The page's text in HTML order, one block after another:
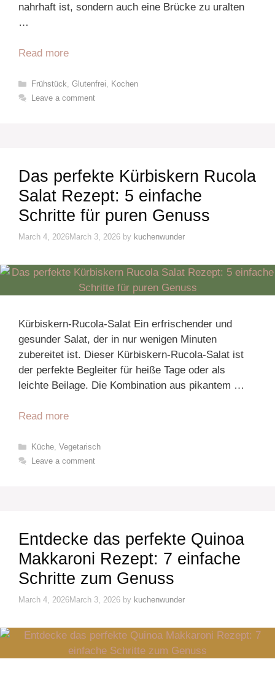
nahrhaft ist, sondern auch eine Brücke zu uralten
…
Read more
Categories
Frühstück, Glutenfrei, Kochen
Leave a comment
Das perfekte Kürbiskern Rucola
Salat Rezept: 5 einfache
Schritte für puren Genuss
March 4, 2026March 3, 2026 by kuchenwunder
Kürbiskern-Rucola-Salat Ein erfrischender und
gesunder Salat, der in nur wenigen Minuten
zubereitet ist. Dieser Kürbiskern-Rucola-Salat ist
der perfekte Begleiter für heiße Tage oder als
leichte Beilage. Die Kombination aus pikantem …
Read more
Categories
Küche, Vegetarisch
Leave a comment
Entdecke das perfekte Quinoa
Makkaroni Rezept: 7 einfache
Schritte zum Genuss
March 4, 2026March 3, 2026 by kuchenwunder